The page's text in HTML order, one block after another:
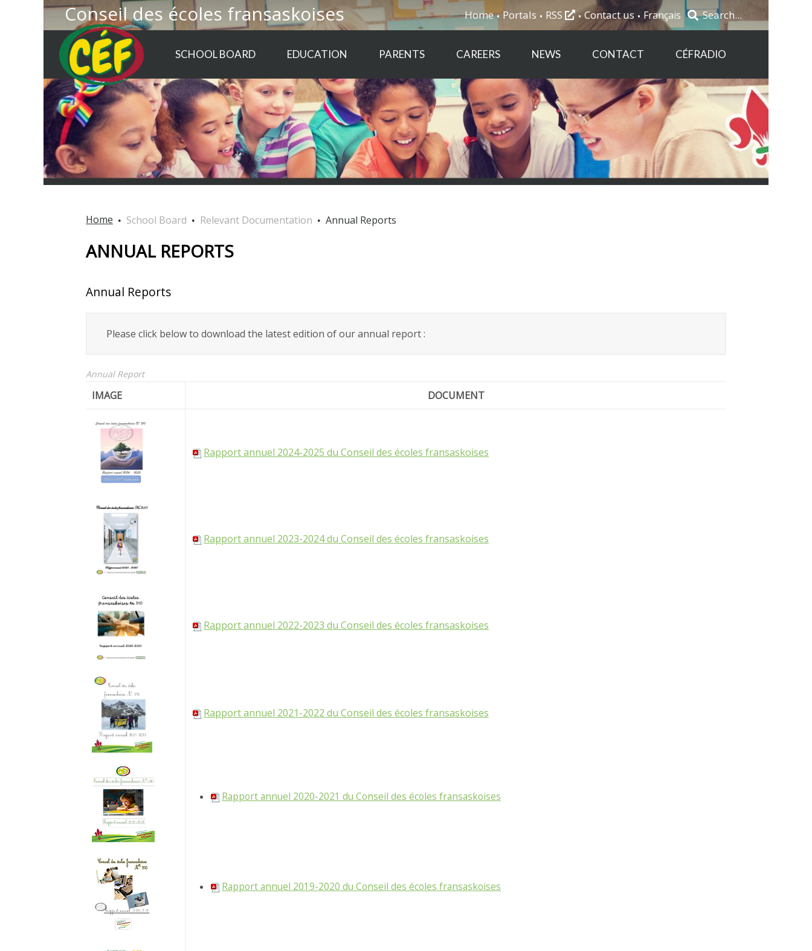
Français
Home Portals RSS Contact us
Conseil des écoles fransaskoises
SCHOOL BOARD EDUCATION PARENTS CAREERS NEWS CONTACT CÉFRADIO
Home School Board Relevant Documentation Annual Reports
ANNUAL REPORTS
Annual Reports
Please click below to download the latest edition of our annual report :
Annual Report
IMAGE DOCUMENT
Rapport annuel 2024-2025 du Conseil des écoles fransaskoises
Rapport annuel 2023-2024 du Conseil des écoles fransaskoises
Rapport annuel 2022-2023 du Conseil des écoles fransaskoises
Rapport annuel 2021-2022 du Conseil des écoles fransaskoises
Rapport annuel 2020-2021 du Conseil des écoles fransaskoises
Rapport annuel 2019-2020 du Conseil des écoles fransaskoises